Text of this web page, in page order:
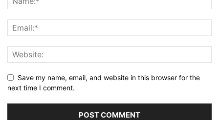
Save my name, email, and website in this browser for the
next time I comment.